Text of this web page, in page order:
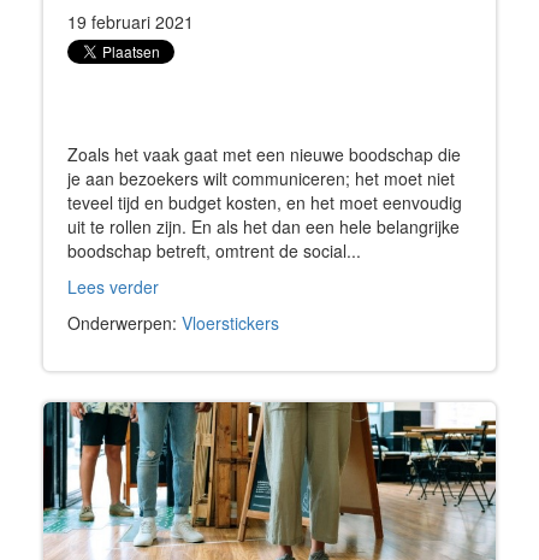
19 februari 2021
Zoals het vaak gaat met een nieuwe boodschap die
je aan bezoekers wilt communiceren; het moet niet
teveel tijd en budget kosten, en het moet eenvoudig
uit te rollen zijn. En als het dan een hele belangrijke
boodschap betreft, omtrent de social...
Lees verder
Onderwerpen: Vloerstickers